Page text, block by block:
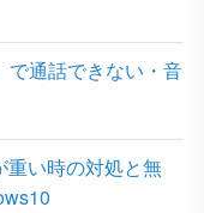
で通話できない・音
い時の対処と無